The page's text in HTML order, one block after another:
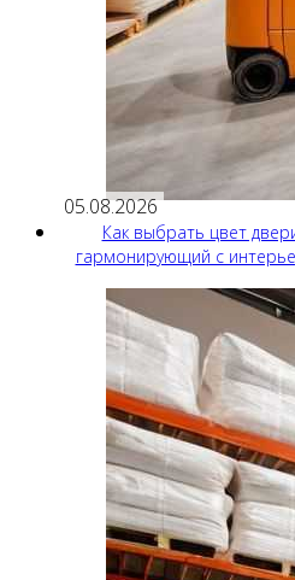
05.08.2026
Как выбрать цвет
гармонирующий с